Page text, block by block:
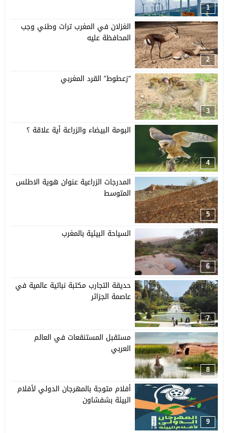
1
2
الغزلان في المغرب تراث وطني وجب
المحافظة عليه
3
“زعطوط” القرد المغربي
4
البومة البيضاء والزراعة أية علاقة ؟
5
المدرجات الزراعية عنوان هوية الاطلس
المتوسط
6
السياحة البيئية بالمغرب
7
حديقة التجارب مكتبة نباتية عالمية في
عاصمة الجزائر
8
مستقبل المستنقعات في العالم
العربي
9
أفلام متوجة بالمهرجان الدولي لأفلام
البيئة بشفشاون